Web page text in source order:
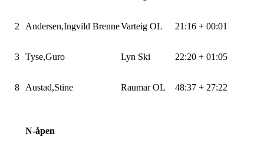
2 Andersen,Ingvild BrenneVarteig OL 21:16 + 00:01
3 Tyse,Guro Lyn Ski 22:20 + 01:05
8 Austad,Stine Raumar OL 48:37 + 27:22
N-åpen